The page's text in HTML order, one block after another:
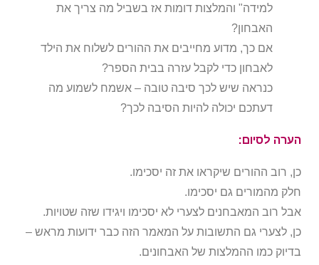
למידה" והמלצות דומות אז בשביל מה צריך את
האבחון?
אם כך, מדוע מחייבים את ההורים לשלוח את הילד
לאבחון כדי לקבל עזרה בבית הספר?
כנראה שיש לכך סיבה טובה – אשמח לשמוע מה
דעתכם יכולה להיות הסיבה לכך?
הערה לסיום:
כן, רוב ההורים שיקראו את זה יסכימו.
חלק מהמורים גם יסכימו.
אבל רוב המאבחנים לצערי לא יסכימו ויגידו שזה שטויות.
כן, לצערי גם התשובות על המאמר הזה כבר ידועות מראש –
בדיוק כמו ההמלצות של האבחונים.